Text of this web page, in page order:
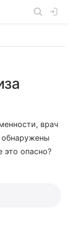
врач
обнаружены
это опасно?